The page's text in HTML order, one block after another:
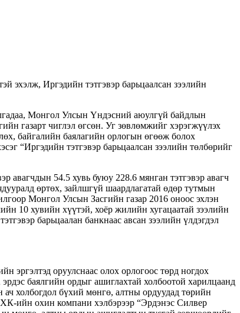
Иргэдийн тэтгэвэр барьцаалсан зээлийн
Монгол Улсын Үндэсний аюулгүй байдлын
газарт чиглэл өгсөн. Уг зөвлөмжийг хэрэгжүүлэх
байгалийн баялагийн орлогын өгөөж болох
“Иргэдийн тэтгэвэр барьцаалсан зээлийн төлбөрийг
авагчдын 54.5 хувь буюу 228.6 мянган тэтгэвэр авагч
өртөх, зайлшгүй шаардлагатай өдөр тутмын
Монгол Улсын Засгийн газар 2016 оноос эхлэн
10 хувийн хүүтэй, хоёр жилийн хугацаатай зээлийн
барьцаалан банкнаас авсан зээлийн үлдэгдэл
оруулснаас олох орлогоос төрд ногдох
баялгийн ордыг ашиглахтай холбоотой харилцаанд
холбогдол бүхий мөнгө, алтны ордуудад төрийн
ийн охин компани хэлбэрээр “Эрдэнэс Силвер